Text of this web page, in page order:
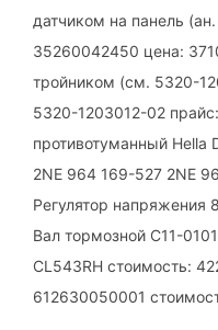
датчиком на панель
35260042450 цена:
тройником (см. 5320-
5320-1203012-02
противотуманный Hella
2NE 964 169-527 2NE
Регулятор напряжения
Вал тормозной C11-
CL543RH стоимость:
612630050001